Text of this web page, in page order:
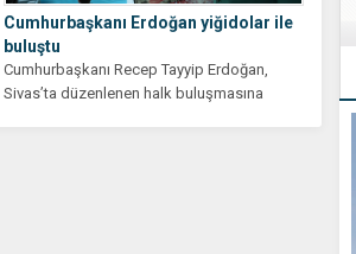
Cumhurbaşkanı Erdoğan yiğidolar ile
buluştu
Cumhurbaşkanı Recep Tayyip Erdoğan,
Sivas’ta düzenlenen halk buluşmasına